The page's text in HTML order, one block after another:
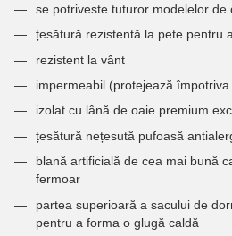
se potriveste tuturor modelelor de
țesătură rezistentă la pete pentru
rezistent la vânt
impermeabil (protejează
izolat cu lână de oaie premium
țesătură nețesută pufoasă
blană artificială de cea mai bună
fermoar
partea superioară a sacului de
pentru a forma o glugă caldă